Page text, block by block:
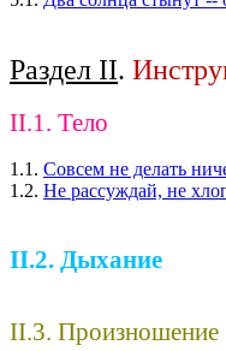
Раздел II.
II.1. Тело
1.1. Совсем не делать
1.2. Не рассуждай, не
II.2. Дыхание
II.3. Произношение